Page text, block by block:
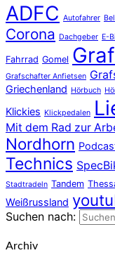
ADFC Autofahrer
Corona Dachgeber E-
Fahrrad Gomel
Grafschafter Anfietsen
Griechenland Hörbuch
Klickies Klickpedalen
Mit dem Rad zur
Nordhorn
Technics
Stadtradeln Tandem
Weißrussland
Suchen nach:
Archiv